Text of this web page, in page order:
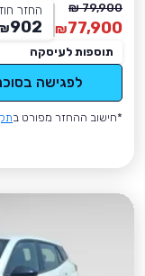
79,900 ₪
77,900
₪
החזר
902
תוספות לעיסקה
לפגישה
*חישוב ההחזר מפורט ב